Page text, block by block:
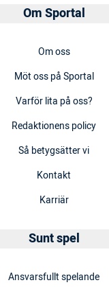
Om Sportal
Om oss
Möt oss på Sportal
Varför lita på oss?
Redaktionens policy
Så betygsätter vi
Kontakt
Karriär
Sunt spel
Ansvarsfullt spelande